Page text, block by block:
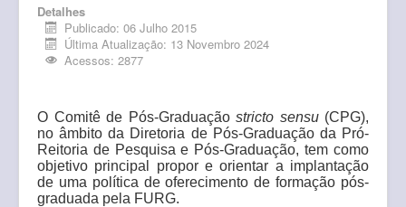
Editais
Comitês
Contato
Detalhes
Publicado: 06 Julho 2015
Última Atualização: 13 Novembro 2024
Acessos: 2877
O Comitê de Pós-Graduação stricto sensu(CPG),
no âmbito da Diretoria de Pós-Graduação da Pró-
Reitoria de Pesquisa e Pós-Graduação, tem como
objetivo principal propor e orientar a implantação
de uma política de oferecimento de formação pós-
graduada pela FURG.